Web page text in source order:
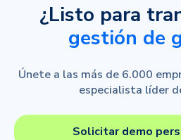
¿Listo para
gestión de
Únete a las más de 6.000
especialista líder
Solicitar demo